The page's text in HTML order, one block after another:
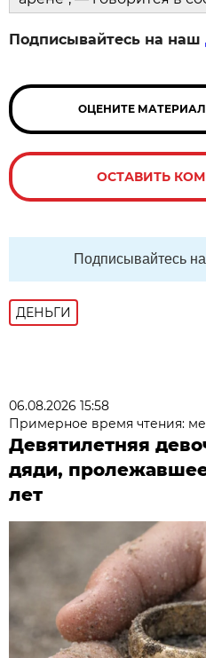
Подписывайтесь на наш
ОЦЕНИТЕ МАТЕРИАЛ
ОСТАВИТЬ
Подписывайтесь
ДЕНЬГИ
06.08.2026 15:58
Примерное время чтения:
Девятилетняя
дяди, пролежавшее
лет